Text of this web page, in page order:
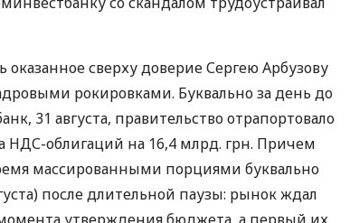
сверху доверие Сергею Арбузову
рокировками. Буквально за день до
31 августа, правительство отрапортовало
НДС-облигаций на 16,4 млрд. грн. Причем
массированными порциями буквально
после длительной паузы: рынок ждал